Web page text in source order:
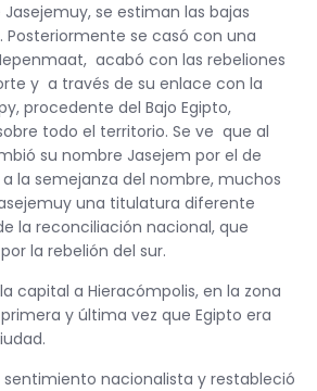
se estiman las bajas
Posteriormente se casó con una
acabó con las rebeliones
y a través de su enlace con la
procedente del Bajo Egipto,
todo el territorio. Se ve que al
su nombre Jasejem por el de
la semejanza del nombre, muchos
una titulatura diferente
la reconciliación nacional, que
la rebelión del sur.
capital a Hieracómpolis, en la zona
y última vez que Egipto era
nacionalista y restableció